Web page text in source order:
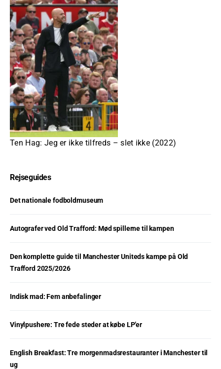
Ten Hag: Jeg er ikke tilfreds – slet ikke (2022)
Rejseguides
Det nationale fodboldmuseum
Autografer ved Old Trafford: Mød spillerne til kampen
Den komplette guide til Manchester Uniteds kampe på Old
Trafford 2025/2026
Indisk mad: Fem anbefalinger
Vinylpushere: Tre fede steder at købe LP’er
English Breakfast: Tre morgenmadsrestauranter i Manchester til
ug